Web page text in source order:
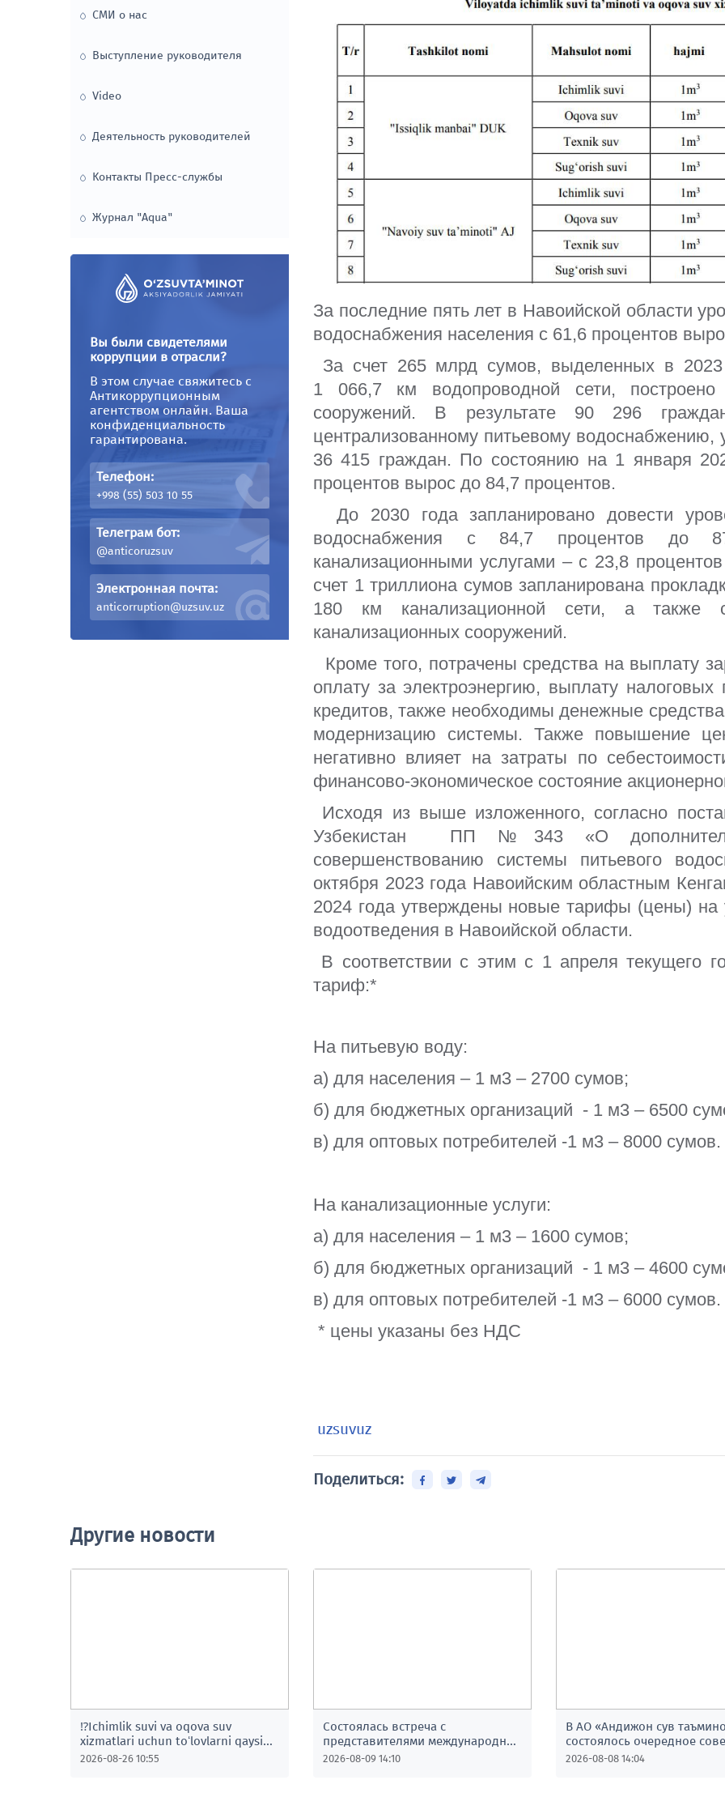
Гендерное равенство
Общественный совет
Борьба с коррупцией
Вакансии
Дивиденды
Публикации об эмиссии
Аудиторский отчет
Важные факты
Государственно-частное
Список аффилированных лиц
Узбекистан
Другие нормативные
Video
Контакты
Журнал
ОТКРЫТЫЕ ДАННЫЕ
Открытые данные
Открытые данные 2023 года
Выездные приемы
ПРОЕКТЫ
Азиатский банк
инфраструктурных инвестиций
Всемирный Банк
Бюджет
Азиатский банк развития
МФИ ТЕНДЕРЫ ДЕЯТЕЛЬНОСТЬ
Часто
suvmuammobot
За последние пять лет в Навоийской области
водоснабжения населения с 61,6 процентов
За счет 265 млрд сумов, выделенных в
1 066,7 км водопроводной сети,
сооружений. В результате 90 296
централизованному питьевому
36 415 граждан. По состоянию на 1 января
процентов вырос до 84,7 процентов.
До 2030 года запланировано довести
водоснабжения с 84,7 процентов до
канализационными услугами – с 23,8
счет 1 триллиона сумов запланирована
180 км канализационной сети, а также
канализационных сооружений.
Кроме того, потрачены средства на выплату
оплату за электроэнергию, выплату
кредитов, также необходимы денежные
модернизацию системы. Также повышение
негативно влияет на затраты по
финансово-экономическое состояние
Исходя из выше изложенного, согласно
Узбекистан ПП №343 «О
совершенствованию системы питьевого
октября 2023 года Навоийским областным
2024 года утверждены новые тарифы (цены) на
водоотведения в Навоийской области.
В соответствии с этим с 1 апреля текущего
тариф:*
На питьевую воду:
а) для населения – 1 м3 – 2700 сумов;
б) для бюджетных организаций - 1 м3 – 6500
в) для оптовых потребителей -1 м3 – 8000 сумов.
На канализационные услуги:
а) для населения – 1 м3 – 1600 сумов;
б) для бюджетных организаций - 1 м3 – 4600
в) для оптовых потребителей -1 м3 – 6000 сумов.
* цены указаны без НДС
uzsuvuz
Поделиться:
СМИ о нас
Выступление руководителя
Video
Деятельность руководителей
Контакты Пресс-службы
Журнал "Aqua"
Вы были свидетелями
коррупции в отрасли?
В этом случае свяжитесь с
Антикоррупционным
агентством онлайн. Ваша
конфиденциальность
гарантирована.
Телефон:
+998 (55) 503 10 55
Телеграм бот:
@anticoruzsuv
Электронная почта:
anticorruption@uzsuv.uz
Другие новости
⁉️Ichimlik suvi va oqova suv
xizmatlari uchun toʻlovlarni qaysi
platformalar orqali toʻlashni maʼqul
2026-08-26 10:55
Состоялась встреча с
представителями международных
компаний -партнёров
2026-08-09 14:10
В АО «Андижон сув
состоялось очередное
2026-08-08 14:04